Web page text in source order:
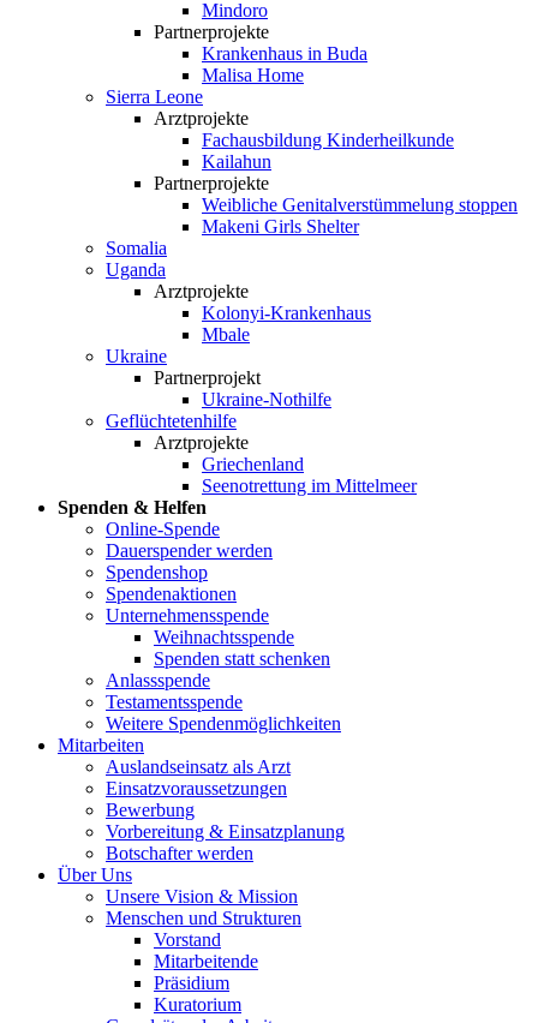
Mindoro
Partnerprojekte
Krankenhaus in Buda
Malisa Home
Sierra Leone
Arztprojekte
Fachausbildung Kinderheilkunde
Kailahun
Partnerprojekte
Weibliche Genital­verstümmelung stoppen
Makeni Girls Shelter
Somalia
Uganda
Arztprojekte
Kolonyi-Krankenhaus
Mbale
Ukraine
Partnerprojekt
Ukraine-Nothilfe
Geflüchtetenhilfe
Arztprojekte
Griechenland
Seenotrettung im Mittelmeer
Spenden & Helfen
Online-Spende
Dauerspender werden
Spendenshop
Spendenaktionen
Unternehmens­spende
Weihnachtsspende
Spenden statt schenken
Anlassspende
Testamentsspende
Weitere Spenden­möglichkeiten
Mitarbeiten
Auslandseinsatz als Arzt
Einsatzvoraussetzungen
Bewerbung
Vorbereitung & Einsatzplanung
Botschafter werden
Über Uns
Unsere Vision & Mission
Menschen und Strukturen
Vorstand
Mitarbeitende
Präsidium
Kuratorium